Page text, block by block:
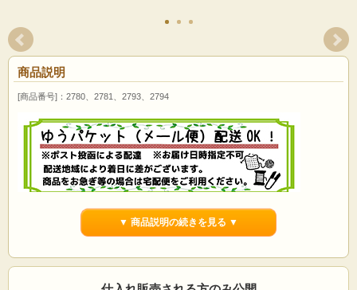
商品説明
[商品番号]：2780、2781、2793、2794
日本製 耐久・抗菌メジャー150cm/15mm
グラスファイバー
メモリが消えない抗菌仕様
▼ 商品説明の続きを見る ▼